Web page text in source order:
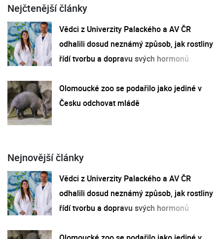
Nejčtenější články
Vědci z Univerzity Palackého a AV ČR
odhalili dosud neznámý způsob, jak rostliny
řídí tvorbu a dopravu svých hormonů
Olomoucké zoo se podařilo jako jediné v
Česku odchovat mládě
Nejnovější články
Vědci z Univerzity Palackého a AV ČR
odhalili dosud neznámý způsob, jak rostliny
řídí tvorbu a dopravu svých hormonů